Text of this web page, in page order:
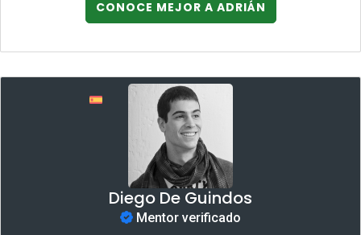
CONOCE MEJOR A ADRIÁN
Diego De Guindos
Mentor verificado